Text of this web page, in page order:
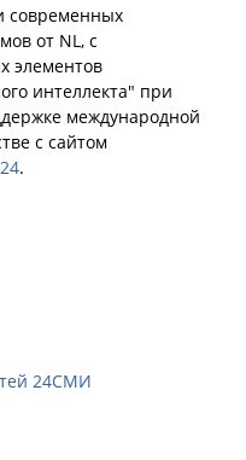
современных
от NL, с
элементов
интеллекта" при
международной
с сайтом
.
24СМИ